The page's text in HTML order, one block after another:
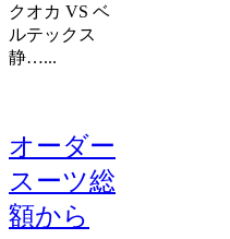
クオカ VS ベ
ルテックス
静…...
オーダー
スーツ総
額から